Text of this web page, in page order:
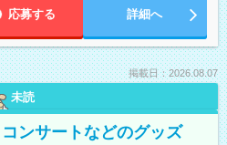
応募する 詳細へ
掲載日：2026.08.07
未読
ンサートなどのグッズ